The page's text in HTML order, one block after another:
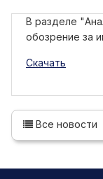
В разделе
обозрение за
Скачать
Все новости